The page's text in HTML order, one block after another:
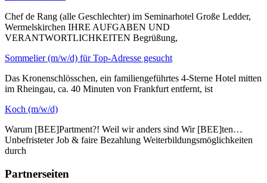
Chef de Rang (alle Geschlechter) im Seminarhotel Große Ledder,
Wermelskirchen IHRE AUFGABEN UND
VERANTWORTLICHKEITEN Begrüßung,
Sommelier (m/w/d) für Top-Adresse gesucht
Das Kronenschlösschen, ein familiengeführtes 4-Sterne Hotel mitten
im Rheingau, ca. 40 Minuten von Frankfurt entfernt, ist
Koch (m/w/d)
Warum [BEE]Partment?! Weil wir anders sind Wir [BEE]ten…
Unbefristeter Job & faire Bezahlung Weiterbildungsmöglichkeiten
durch
Partnerseiten